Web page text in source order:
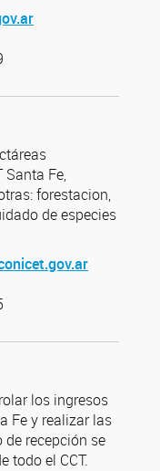
Santa Fe,
forestacion,
de especies
los ingresos
Fe y realizar las
recepción se
todo el CCT.